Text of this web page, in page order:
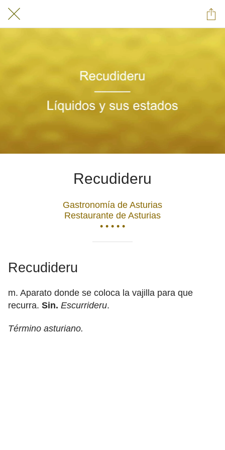
Recudideru
Gastronomía de Asturias
Restaurante de Asturias
• • • • •
Recudideru
m. Aparato donde se coloca la vajilla para que
recurra. Sin. Escurrideru.
Término asturiano.